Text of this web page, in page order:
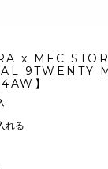
x MFC
9TWENTY
】
れる